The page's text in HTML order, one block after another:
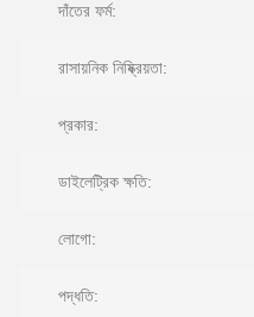
দাঁতের ফর্ম:
রাসায়নিক নিষ্ক্রিয়তা:
প্রকার:
ডাইলেট্রিক ক্ষতি:
লোগো:
পদ্ধতি: